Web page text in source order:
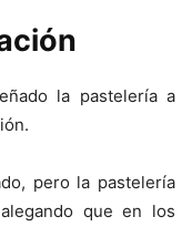
la pastelería a
pero la pastelería
que en los